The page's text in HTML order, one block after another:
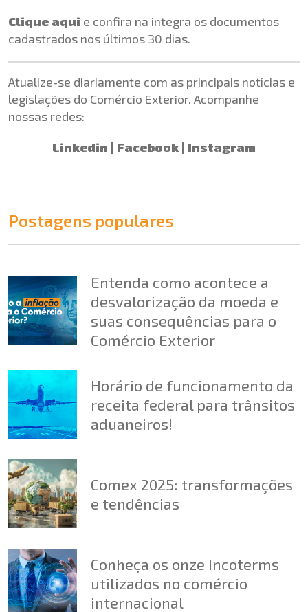
Clique aqui e confira na integra os documentos
cadastrados nos últimos 30 dias.
Atualize-se diariamente com as principais notícias e
legislações do Comércio Exterior. Acompanhe
nossas redes:
Linkedin | Facebook | Instagram
Postagens populares
Entenda como acontece a
desvalorização da moeda e
suas consequências para o
Comércio Exterior
Horário de funcionamento da
receita federal para trânsitos
aduaneiros!
Comex 2025: transformações
e tendências
Conheça os onze Incoterms
utilizados no comércio
internacional